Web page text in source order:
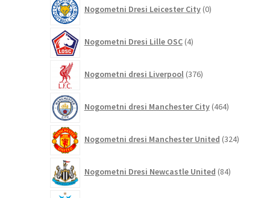
Nogometni Dresi Leicester City 0izdelkov
Nogometni Dresi Lille OSC 4izdelki
Nogometni dresi Liverpool 376izdelkov
Nogometni dresi Manchester City 464izdelkov
Nogometni dresi Manchester United 324izdelkov
Nogometni Dresi Newcastle United 84izdelkov